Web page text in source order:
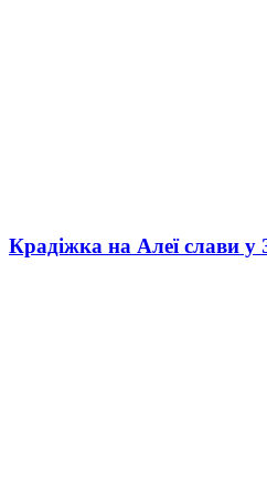
Крадіжка на Алеї слави у